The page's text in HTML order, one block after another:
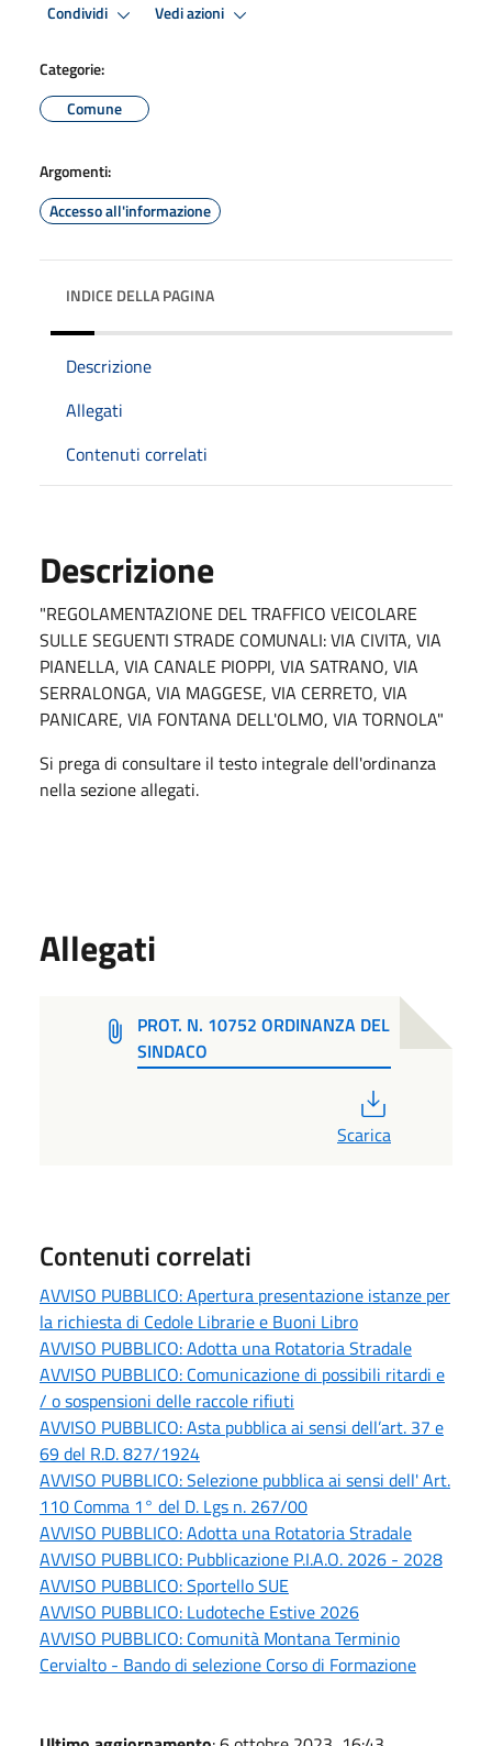
Condividi Vedi azioni
Categorie:
Comune
Argomenti:
Accesso all'informazione
INDICE DELLA PAGINA
Descrizione
Allegati
Contenuti correlati
Descrizione
"REGOLAMENTAZIONE DEL TRAFFICO VEICOLARE
SULLE SEGUENTI STRADE COMUNALI: VIA CIVITA, VIA
PIANELLA, VIA CANALE PIOPPI, VIA SATRANO, VIA
SERRALONGA, VIA MAGGESE, VIA CERRETO, VIA
PANICARE, VIA FONTANA DELL'OLMO, VIA TORNOLA"
Si prega di consultare il testo integrale dell'ordinanza
nella sezione allegati.
Allegati
PROT. N. 10752 ORDINANZA DEL
SINDACO
Scarica
Contenuti correlati
AVVISO PUBBLICO: Apertura presentazione istanze per
la richiesta di Cedole Librarie e Buoni Libro
AVVISO PUBBLICO: Adotta una Rotatoria Stradale
AVVISO PUBBLICO: Comunicazione di possibili ritardi e
/ o sospensioni delle raccole rifiuti
AVVISO PUBBLICO: Asta pubblica ai sensi dell’art. 37 e
69 del R.D. 827/1924
AVVISO PUBBLICO: Selezione pubblica ai sensi dell' Art.
110 Comma 1° del D. Lgs n. 267/00
AVVISO PUBBLICO: Adotta una Rotatoria Stradale
AVVISO PUBBLICO: Pubblicazione P.I.A.O. 2026 - 2028
AVVISO PUBBLICO: Sportello SUE
AVVISO PUBBLICO: Ludoteche Estive 2026
AVVISO PUBBLICO: Comunità Montana Terminio
Cervialto - Bando di selezione Corso di Formazione